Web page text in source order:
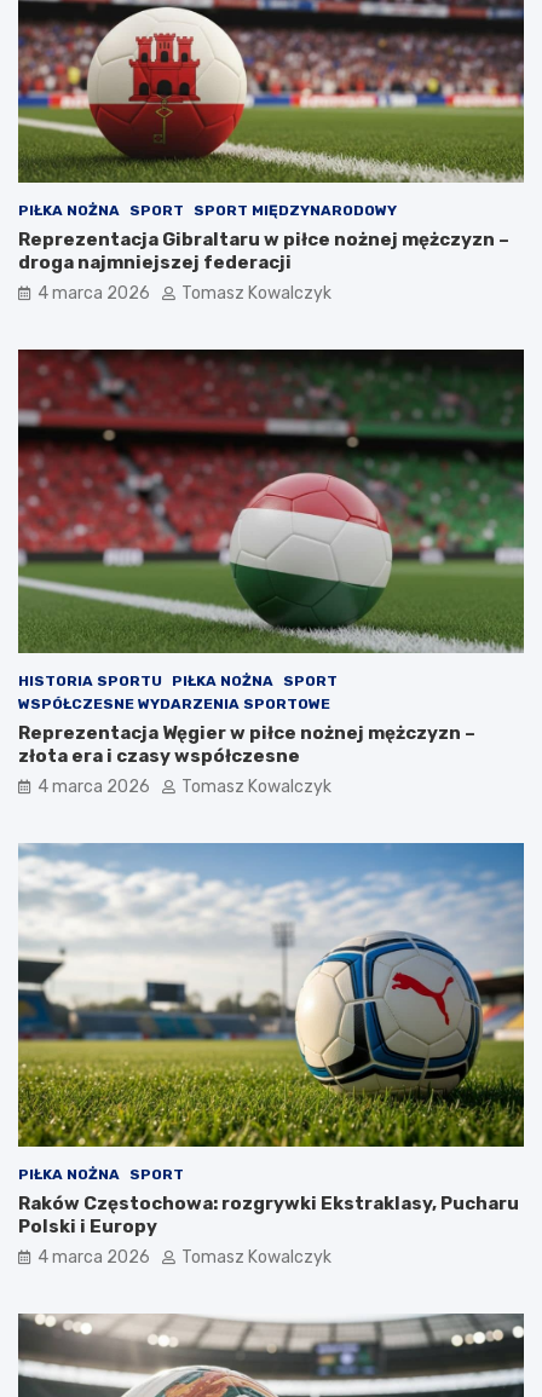
PIŁKA NOŻNA SPORT SPORT MIĘDZYNARODOWY
Reprezentacja Gibraltaru w piłce nożnej mężczyzn –
droga najmniejszej federacji
4 marca 2026 Tomasz Kowalczyk
HISTORIA SPORTU PIŁKA NOŻNA
SPORT
WSPÓŁCZESNE WYDARZENIA SPORTOWE
Reprezentacja Węgier w piłce nożnej mężczyzn –
złota era i czasy współczesne
4 marca 2026 Tomasz Kowalczyk
PIŁKA NOŻNA SPORT
Raków Częstochowa: rozgrywki Ekstraklasy, Pucharu
Polski i Europy
4 marca 2026 Tomasz Kowalczyk